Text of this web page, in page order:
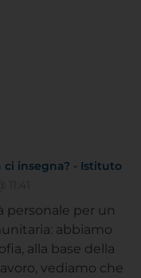
ci insegna? - Istituto
personale per un
abbiamo
alla base della
vediamo che